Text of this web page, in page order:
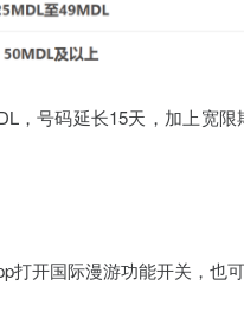
，号码延长15天，加上宽
打开国际漫游功能开关，也